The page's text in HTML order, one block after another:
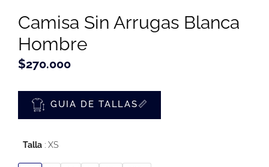
Camisa Sin Arrugas Blanca
Hombre
$270.000
GUIA DE TALLAS📏
Talla XS